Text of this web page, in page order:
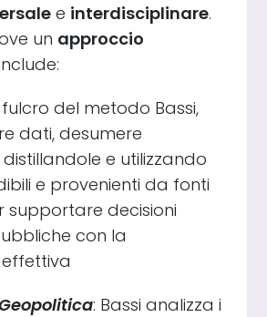
e interdisciplinare.
un approccio
fulcro del metodo Bassi,
dati, desumere
e utilizzando
e provenienti da fonti
supportare decisioni
con la
: Bassi analizza i